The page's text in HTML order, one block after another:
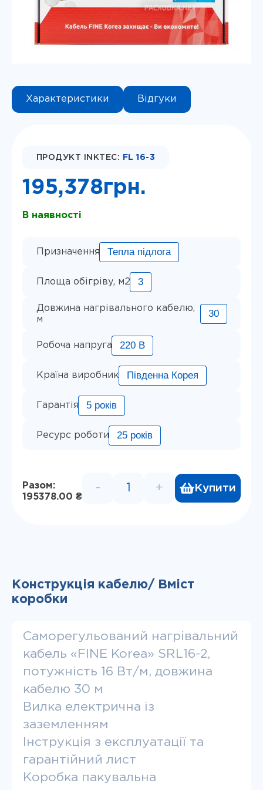
Характеристики Відгуки
ПРОДУКТ INKTEC: FL 16-3
195,378грн.
В наявності
Призначення Тепла підлога
Площа обігріву, м2 3
Довжина нагрівального кабелю,
м
30
Робоча напруга 220 В
Країна виробник Південна Корея
Гарантія 5 років
Ресурс роботи 25 років
Разом:
195378.00 ₴
Комплект інтелектуальної
- + Купити
Конструкція кабелю/ Вміст
коробки
Саморегульований нагрівальний
кабель «FINE Korea» SRL16-2,
потужність 16 Вт/м, довжина
кабелю 30 м
Вилка електрична із
заземленням
Інструкція з експлуатації та
гарантійний лист
Коробка пакувальна